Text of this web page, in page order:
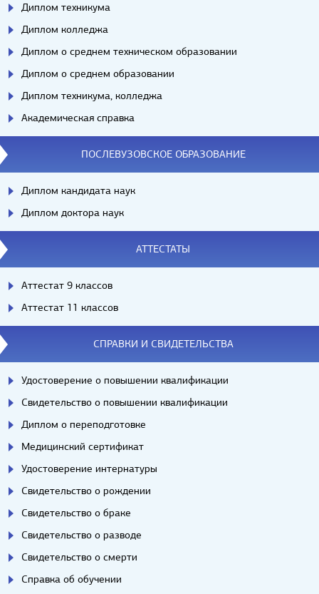
Диплом техникума
Диплом колледжа
Диплом о среднем техническом образовании
Диплом о среднем образовании
Диплом техникума, колледжа
Академическая справка
ПОСЛЕВУЗОВСКОЕ ОБРАЗОВАНИЕ
Диплом кандидата наук
Диплом доктора наук
АТТЕСТАТЫ
Аттестат 9 классов
Аттестат 11 классов
СПРАВКИ И СВИДЕТЕЛЬСТВА
Удостоверение о повышении квалификации
Свидетельство о повышении квалификации
Диплом о переподготовке
Медицинский сертификат
Удостоверение интернатуры
Свидетельство о рождении
Свидетельство о браке
Свидетельство о разводе
Свидетельство о смерти
Справка об обучении